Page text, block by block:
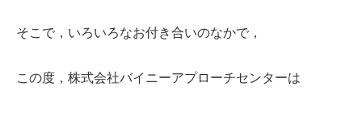
そこで，いろいろなお付き合いのなかで，
この度，株式会社バイニーアプローチセンターは